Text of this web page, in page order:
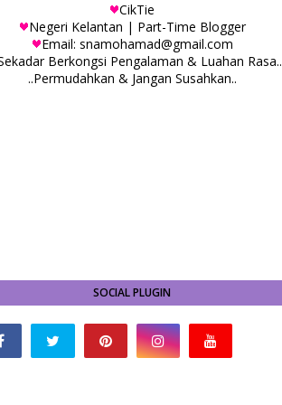
CikTie
Negeri Kelantan | Part-Time Blogger
Email: snamohamad@gmail.com
Berkongsi Pengalaman & Luahan Rasa..
..Permudahkan & Jangan Susahkan..
SOCIAL PLUGIN